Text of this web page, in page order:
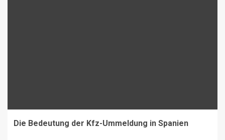
Die Bedeutung der Kfz-Ummeldung in Spanien